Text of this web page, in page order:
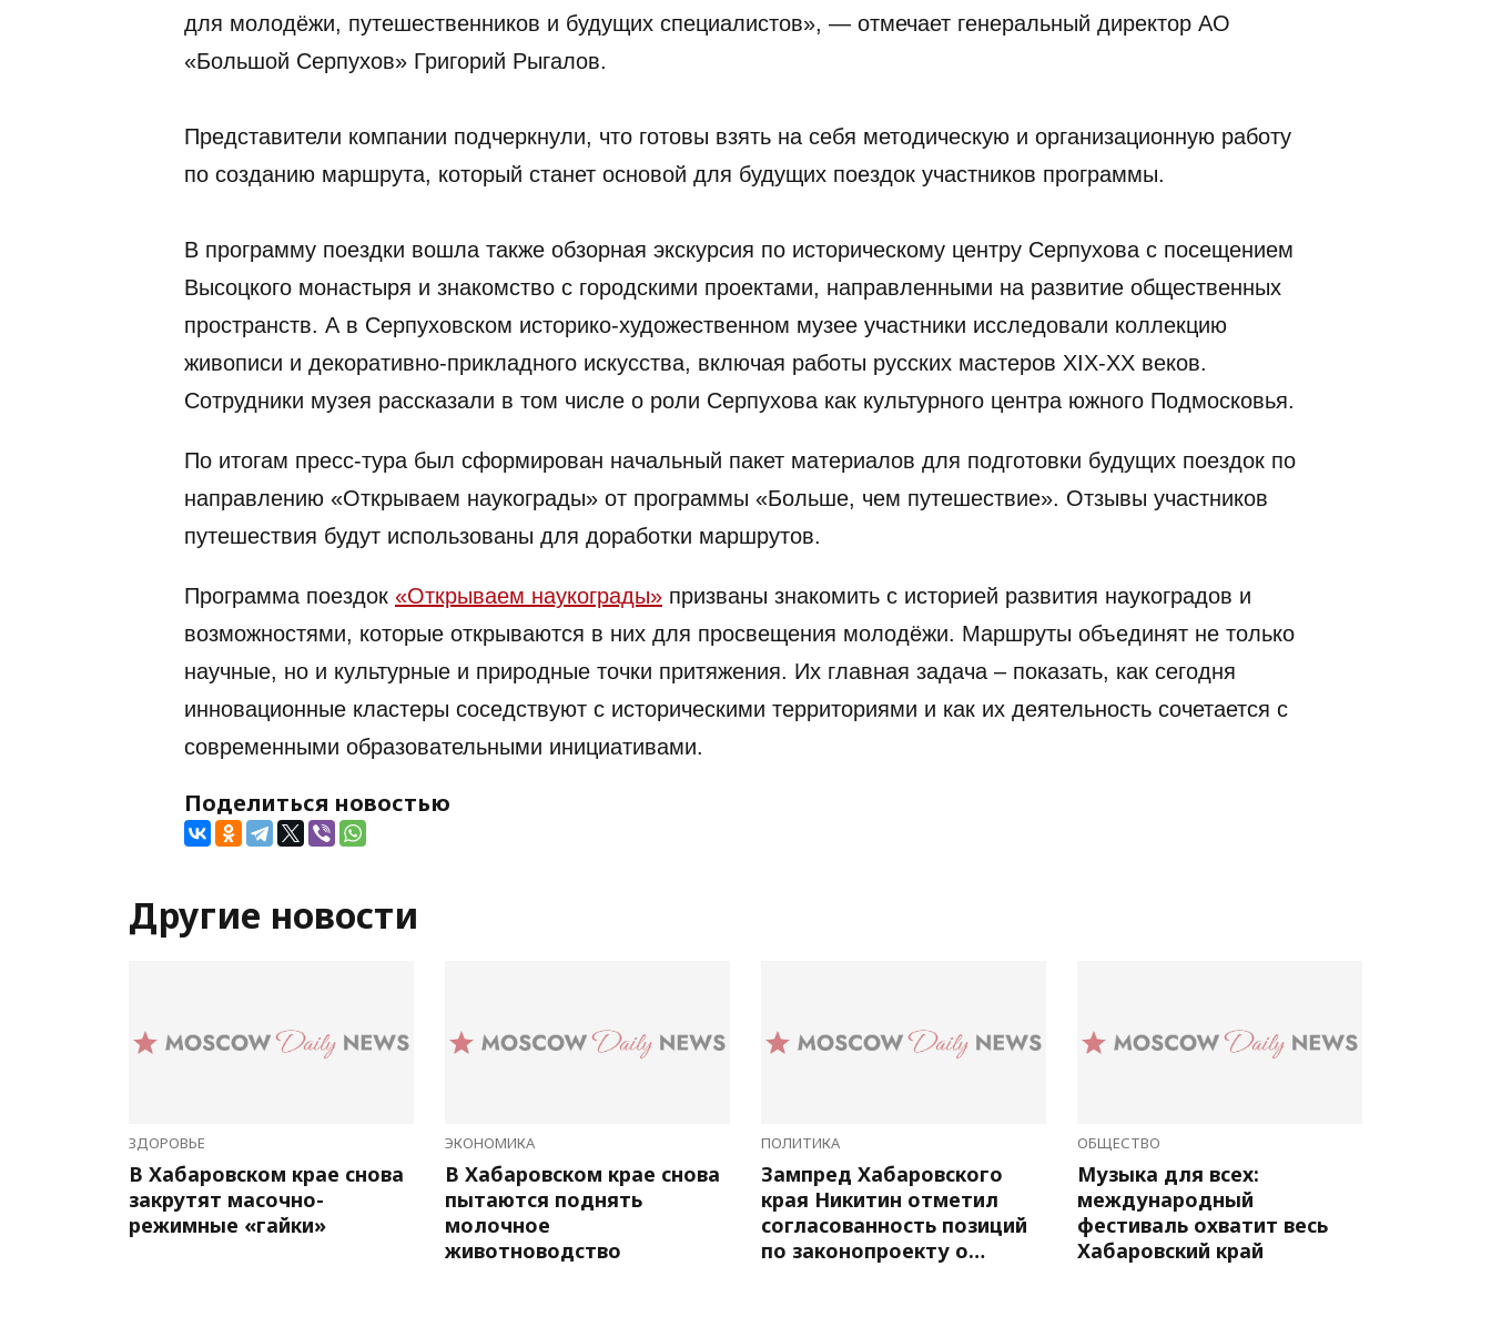
для молодёжи, путешественников и будущих специалистов», — отмечает генеральный директор АО
«Большой Серпухов» Григорий Рыгалов.
Представители компании подчеркнули, что готовы взять на себя методическую и организационную работу
по созданию маршрута, который станет основой для будущих поездок участников программы.
В программу поездки вошла также обзорная экскурсия по историческому центру Серпухова с посещением
Высоцкого монастыря и знакомство с городскими проектами, направленными на развитие общественных
пространств. А в Серпуховском историко-художественном музее участники исследовали коллекцию
живописи и декоративно-прикладного искусства, включая работы русских мастеров XIX-XX веков.
Сотрудники музея рассказали в том числе о роли Серпухова как культурного центра южного Подмосковья.
По итогам пресс-тура был сформирован начальный пакет материалов для подготовки будущих поездок по
направлению «Открываем наукограды» от программы «Больше, чем путешествие». Отзывы участников
путешествия будут использованы для доработки маршрутов.
Программа поездок «Открываем наукограды» призваны знакомить с историей развития наукоградов и
возможностями, которые открываются в них для просвещения молодёжи. Маршруты объединят не только
научные, но и культурные и природные точки притяжения. Их главная задача – показать, как сегодня
инновационные кластеры соседствуют с историческими территориями и как их деятельность сочетается с
современными образовательными инициативами.
Поделиться новостью
Другие новости
ЗДОРОВЬЕ
В Хабаровском крае снова
закрутят масочно-
режимные «гайки»
ЭКОНОМИКА
В Хабаровском крае снова
пытаются поднять
молочное
животноводство
ПОЛИТИКА
Зампред Хабаровского
края Никитин отметил
согласованность позиций
по законопроекту о
ОБЩЕСТВО
Музыка для всех:
международный
фестиваль охватит весь
Хабаровский край